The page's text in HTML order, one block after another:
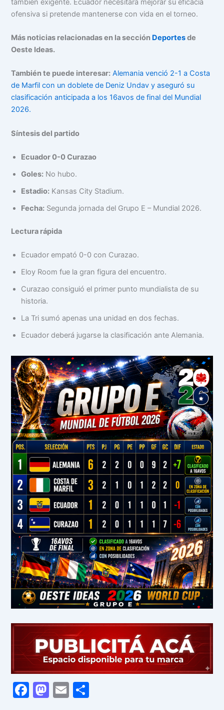
también exigente. Ecuador necesitará mejorar su eficacia
ofensiva si pretende mantenerse con vida en el torneo.
Más noticias relacionadas en la sección Deportesde
Oeste Ideas.
También te puede interesar: Alemania venció 2-1 a Costa
de Marfil con un doblete de Deniz Undav y aseguró su
clasificación anticipada a los 16avos de final del Mundial
2026.
Síntesis del partido
Ecuador 0-0 Curazao
Goles: No hubo.
Estadio: Kansas City Stadium.
Fecha: Segunda jornada del Grupo E – Mundial 2026.
Lectura rápida
Ecuador empató 0-0 con Curazao.
Eloy Room fue la gran figura del encuentro.
Curazao consiguió el primer punto mundialista de su
historia.
La Tri sumó apenas una unidad en dos fechas.
Ecuador deberá jugarse la clasificación ante Alemania.
F
M E